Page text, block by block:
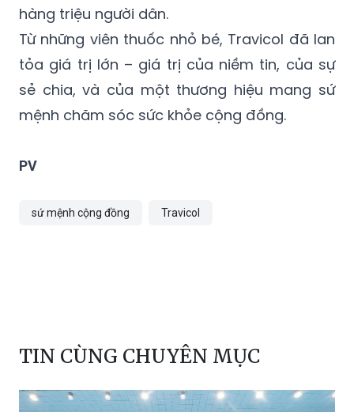
hàng triệu người dân.
Từ những viên thuốc nhỏ bé, Travicol đã lan
tỏa giá trị lớn – giá trị của niềm tin, của sự
sẻ chia, và của một thương hiệu mang sứ
mệnh chăm sóc sức khỏe cộng đồng.
PV
sứ mệnh cộng đồng Travicol
TIN CÙNG CHUYÊN MỤC